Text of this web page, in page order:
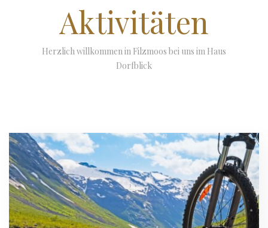
Aktivitäten
Herzlich willkommen in Filzmoos bei uns im Haus
Dorfblick